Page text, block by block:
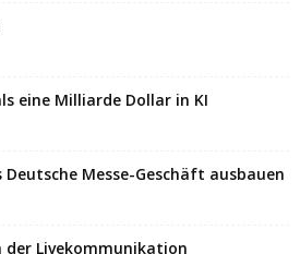
eine Milliarde Dollar in KI
Messe-Geschäft ausbauen
Livekommunikation